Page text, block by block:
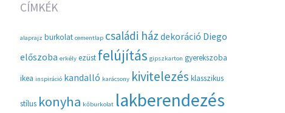
CÍMKÉK
alaprajz burkolat cementlap családi ház dekoráció Diego
előszoba erkély ezüst felújítás gipszkarton gyerekszoba
ikea inspiráció kandalló karácsony kivitelezés klasszikus
stílus konyha kőburkolat lakberendezés